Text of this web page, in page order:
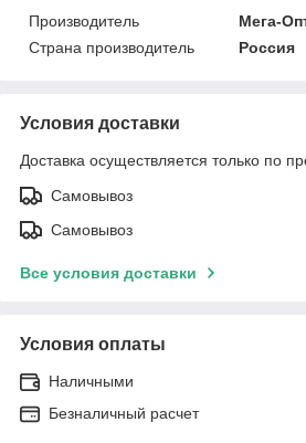
Производитель
Мега-
Страна производитель
Россия
Условия доставки
Доставка осуществляется только по
Самовывоз
Самовывоз
Все условия доставки
Условия оплаты
Наличными
Безналичный расчет